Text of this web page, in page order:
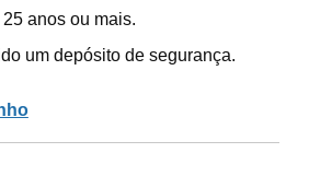
anos ou mais.
um depósito de segurança.